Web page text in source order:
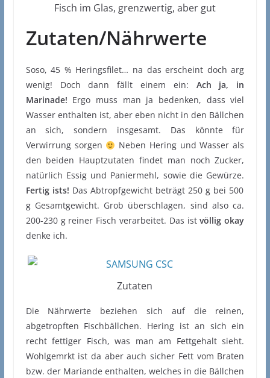
Fisch im Glas, grenzwertig, aber gut
Zutaten/Nährwerte
Soso, 45 % Heringsfilet… na das erscheint doch arg
wenig! Doch dann fällt einem ein: Ach ja, in
Marinade! Ergo muss man ja bedenken, dass viel
Wasser enthalten ist, aber eben nicht in den Bällchen
an sich, sondern insgesamt. Das könnte für
Verwirrung sorgen
Neben Hering und Wasser als
den beiden Hauptzutaten findet man noch Zucker,
natürlich Essig und Paniermehl, sowie die Gewürze.
Fertig ists! Das Abtropfgewicht beträgt 250 g bei 500
g Gesamtgewicht. Grob überschlagen, sind also ca.
200-230 g reiner Fisch verarbeitet. Das istvöllig okay
denke ich.
Zutaten
Die Nährwerte beziehen sich auf die reinen,
abgetropften Fischbällchen. Hering ist an sich ein
recht fettiger Fisch, was man am Fettgehalt sieht.
Wohlgemrkt ist da aber auch sicher Fett vom Braten
bzw. der Mariande enthalten, welches in die Bällchen